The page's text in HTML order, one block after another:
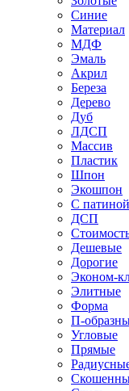
Синие
Материал
МДФ
Эмаль
Акрил
Береза
Дерево
Дуб
ЛДСП
Массив
Пластик
Шпон
Экошпон
С патиной
ДСП
Дешевые
Дорогие
Эконом-
Элитные
Форма
П-
Угловые
Прямые